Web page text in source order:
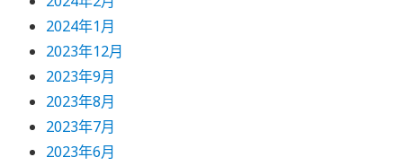
2024年1月
2023年12月
2023年9月
2023年8月
2023年7月
2023年6月